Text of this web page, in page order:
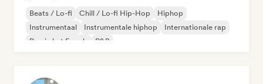
Beats / Lo-fi Chill / Lo-fi Hip-Hop
Hiphop
Instrumentaal
Instrumentale hiphop
Internationale rap
Rap in het Engels
R&B